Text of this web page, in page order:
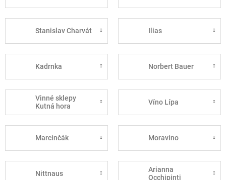
Stanislav Charvát Ilias
Kadrnka Norbert Bauer
Vinné sklepy
Kutná hora
Víno Lípa
Marcinčák Moravíno
Nittnaus
Arianna
Occhipinti